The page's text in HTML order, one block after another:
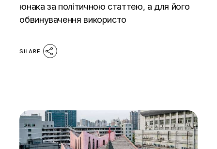
юнака за політичною статтею, а для його
обвинувачення використо
SHARE